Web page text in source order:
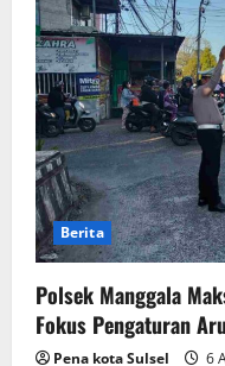
Berita
Polsek Manggala
Fokus Pengaturan
Pena kota Sulsel 6